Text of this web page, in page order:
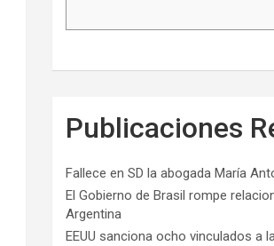
Publicaciones
Fallece en SD la abogada María
El Gobierno de Brasil rompe
Argentina
EEUU sanciona ocho vinculados a